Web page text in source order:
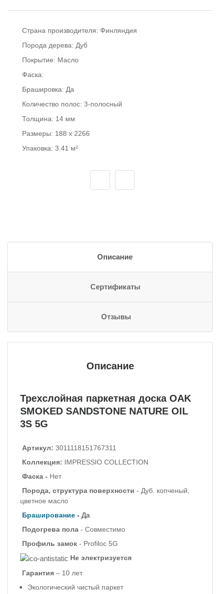
Страна производителя: Финляндия
Порода дерева: Дуб
Покрытие: Масло
Фаска:
Брашировка: Да
Количество полос: 3-полосный
Толщина: 14 мм
Размеры: 188 x 2266
Упаковка: 3.41 м²
Описание
Сертификаты
Отзывы
Описание
Трехслойная паркетная доска OAK
SMOKED SANDSTONE NATURE OIL
3S 5G
Артикул: 3011118151767311
Коллекция: IMPRESSIO COLLECTION
Фаска - Нет
Порода, структура поверхности - Дуб. копченый,
цветное масло
Браширование - Да
Подогрева пола - Совместимо
Профиль замок - Profiloc 5G
Не электризуется
Гарантия – 10 лет
Экологический чистый паркет